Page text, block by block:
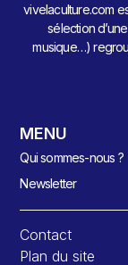
vivelaculture.com
sélection
musique…)
MENU
Qui sommes-nous ?
Newsletter
Contact
Plan du site